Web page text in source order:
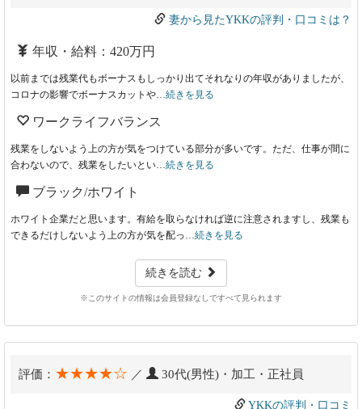
妻から見たYKKの評判・口コミは？
年収・給料：420万円
以前までは残業代もボーナスもしっかり出てそれなりの年収がありましたが、
コロナの影響でボーナスカットや…続きを見る
ワークライフバランス
残業をしないよう上の方が気をつけている部分が多いです。ただ、仕事が間に
合わないので、残業をしたいとい…続きを見る
ブラック/ホワイト
ホワイト企業だと思います。有給を取らなければ逆に注意されますし、残業も
できるだけしないよう上の方が気を配っ…続きを見る
続きを読む
※このサイトの情報は会員登録なしですべて見られます
評価： ★★★★☆ ／ 30代(男性)・加工・正社員
YKKの評判・口コミ